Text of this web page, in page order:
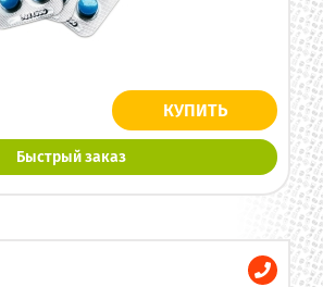
КУПИТЬ
Быстрый заказ